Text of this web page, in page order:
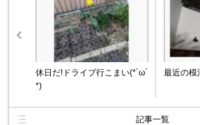
休日だ!ドライブ行こまい(*´ω`
*)
最近の模
記事一覧